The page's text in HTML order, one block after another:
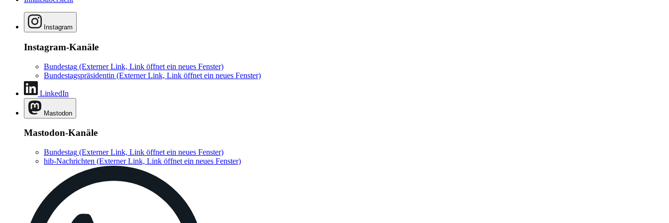
Instagram
Instagram-Kanäle
Bundestag (Externer Link, Link öffnet ein neues Fenster)
Bundestagspräsidentin (Externer Link, Link öffnet ein neues Fenster)
LinkedIn
Mastodon
Mastodon-Kanäle
Bundestag (Externer Link, Link öffnet ein neues Fenster)
hib-Nachrichten (Externer Link, Link öffnet ein neues Fenster)